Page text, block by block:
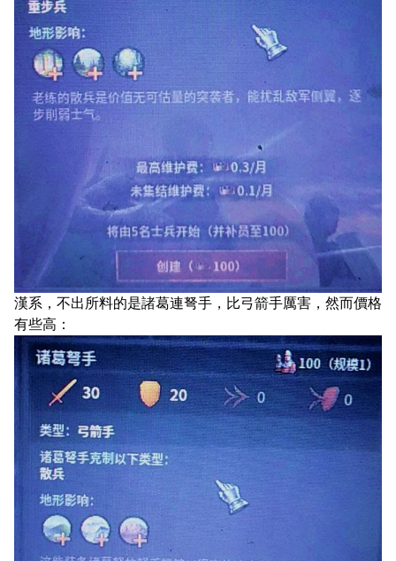
漢系，不出所料的是諸葛連弩手，比弓箭手厲害，然而價格
有些高：